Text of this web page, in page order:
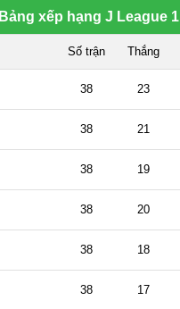
Bảng xếp hạng J League 1
Số trận Thắng
38 23
38 21
38 19
38 20
38 18
38 17